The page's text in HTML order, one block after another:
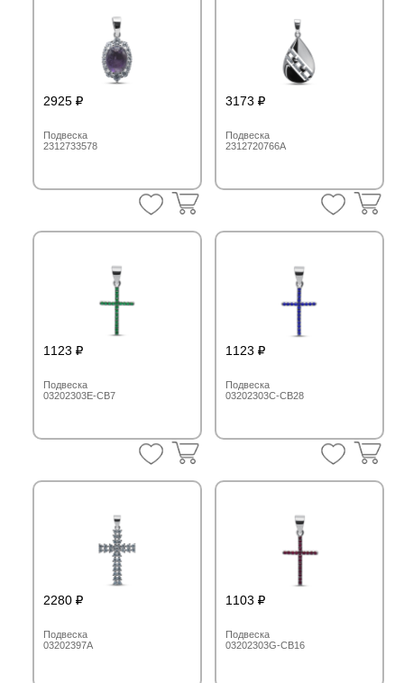
3173
Подвеска
2312720766A
2925
Подвеска
2312733578
1123
Подвеска
03202303C-CB28
1123
Подвеска
03202303E-CB7
1103
Подвеска
03202303G-CB16
2280
Подвеска
03202397A